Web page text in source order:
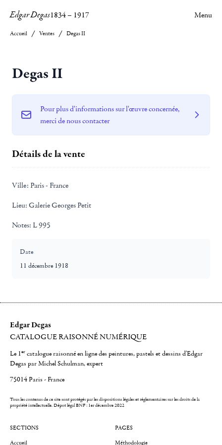
Edgar Degas1834– 1917 Menu
Accueil Ventes Degas II
Degas II
Pour plus d'informations sur l'œuvre concernée,
merci de nous contacter
Détails de la vente
Ville: Paris - France
Lieu: Galerie Georges Petit
Notes: L 995
Date
11 décembre 1918
Edgar Degas
CATALOGUE RAISONNÉ NUMÉRIQUE
Le 1er catalogue raisonné en ligne des peintures, pastels et dessins d'Edgar
Degas par Michel Schulman, expert
75014 Paris - France
Tous les contenus de ce site sont protégés par les dispositions légales et réglementaires sur les droits de la
propriété intellectuelle.Dépot légal BNF : 1er décembre 2022
SECTIONS
Accueil
PAGES
Méthodologie